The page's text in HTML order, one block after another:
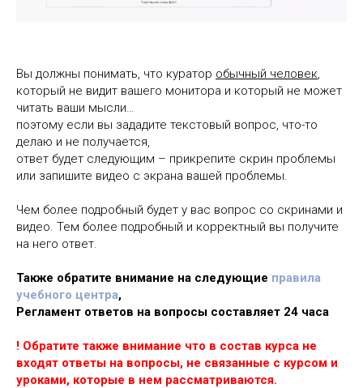
Вы должны понимать, что куратор обычный человек,
который не видит вашего монитора и который не может
читать ваши мысли…
поэтому если вы зададите текстовый вопрос, что-то
делаю и не получается,
ответ будет следующим – прикрепите скрин проблемы
или запишите видео с экрана вашей проблемы.
Чем более подробный будет у вас вопрос со скринами и
видео. Тем более подробный и корректный вы получите
на него ответ.
Также обратите внимание на следующие правила
учебного центра,
Регламент ответов на вопросы составляет 24 часа
! Обратите также внимание что в состав курса не
входят ответы на вопросы, не связанные с курсом и
уроками, которые в нем рассматриваются.